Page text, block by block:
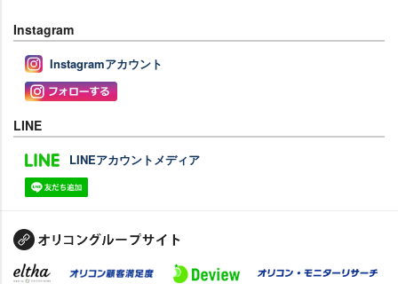
Instagram
Instagramアカウント
LINE
LINEアカウントメディア